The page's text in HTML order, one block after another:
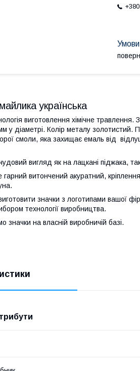
українська
виготовлення хімічне
у діаметрі. Колір металу
смоли, яка захищає емаль від
вигляд як на лацкані піджака, так
гарний витончений акуратний,
значки з логотипами вашої
технології виробництва.
значки на власній виробничій базі.